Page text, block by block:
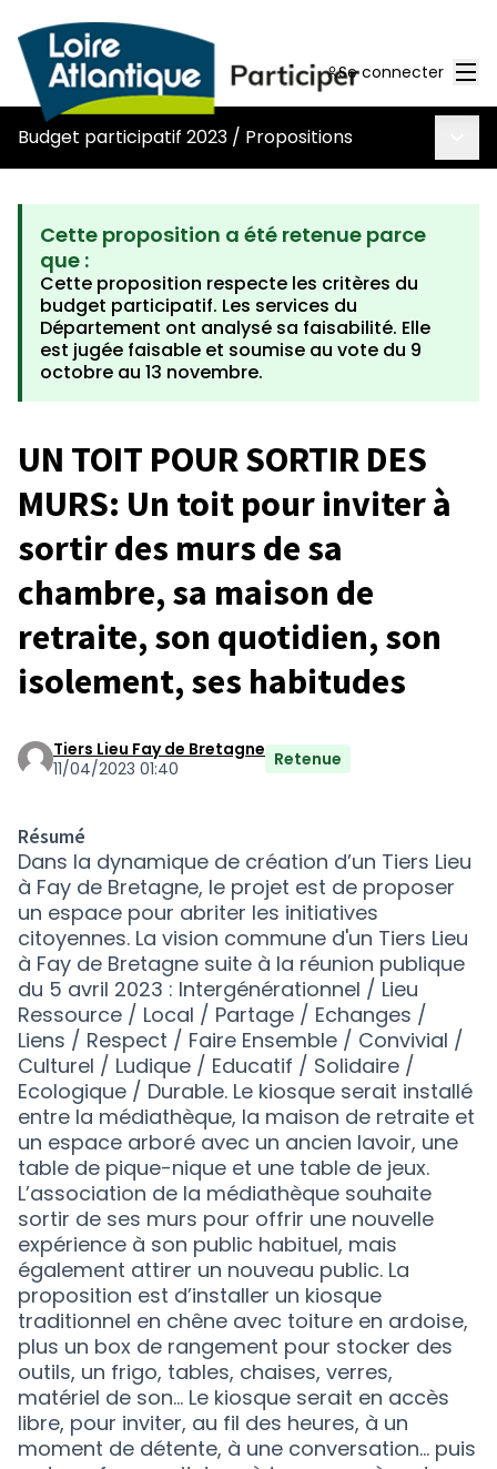
Se connecter
Budget participatif 2023 / Propositions
Cette proposition a été retenue parce
que :
Cette proposition respecte les critères du
budget participatif. Les services du
Département ont analysé sa faisabilité. Elle
est jugée faisable et soumise au vote du 9
octobre au 13 novembre.
UN TOIT POUR SORTIR DES
MURS: Un toit pour inviter à
sortir des murs de sa
chambre, sa maison de
retraite, son quotidien, son
isolement, ses habitudes
Tiers Lieu Fay de Bretagne
11/04/2023 01:40
Retenue
Résumé
Dans la dynamique de création d’un Tiers Lieu
à Fay de Bretagne, le projet est de proposer
un espace pour abriter les initiatives
citoyennes. La vision commune d'un Tiers Lieu
à Fay de Bretagne suite à la réunion publique
du 5 avril 2023 : Intergénérationnel / Lieu
Ressource / Local / Partage / Echanges /
Liens / Respect / Faire Ensemble / Convivial /
Culturel / Ludique / Educatif / Solidaire /
Ecologique / Durable. Le kiosque serait installé
entre la médiathèque, la maison de retraite et
un espace arboré avec un ancien lavoir, une
table de pique-nique et une table de jeux.
L’association de la médiathèque souhaite
sortir de ses murs pour offrir une nouvelle
expérience à son public habituel, mais
également attirer un nouveau public. La
proposition est d’installer un kiosque
traditionnel en chêne avec toiture en ardoise,
plus un box de rangement pour stocker des
outils, un frigo, tables, chaises, verres,
matériel de son... Le kiosque serait en accès
libre, pour inviter, au fil des heures, à un
moment de détente, à une conversation… puis